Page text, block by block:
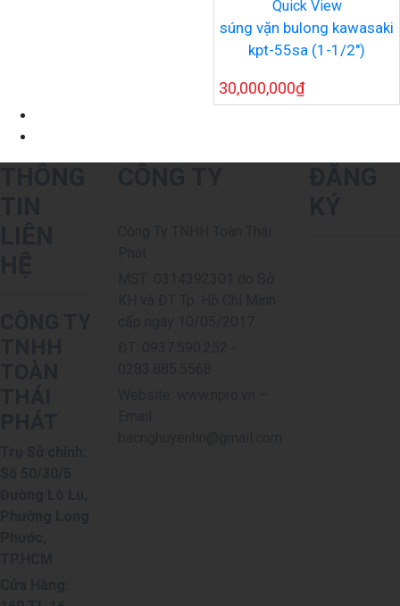
Quick View
súng vặn bulong kawasaki
kpt-55sa (1-1/2″)
30,000,000₫